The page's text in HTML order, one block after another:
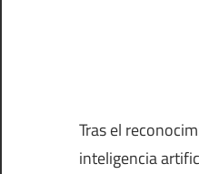
Tras el
inteligencia